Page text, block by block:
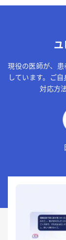
現役の医師が、
しています。ご
対応方